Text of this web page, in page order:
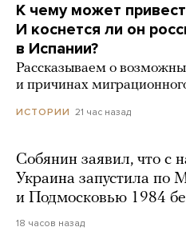
К чему может
И коснется ли он
в Испании?
Рассказываем о
и причинах
ИСТОРИИ 21 час назад
Собянин заявил, что с
Украина запустила по
и Подмосковью 1984
18 часов назад